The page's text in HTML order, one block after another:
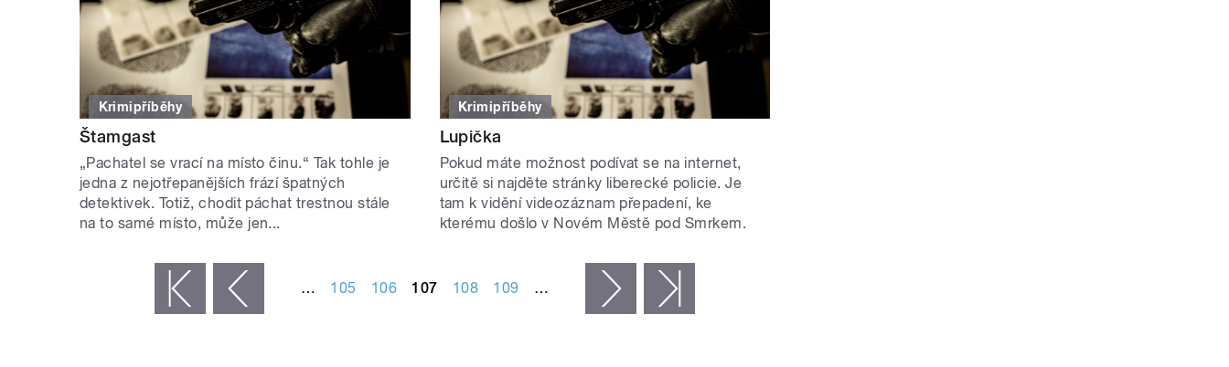
Krimipříběhy
Štamgast
„Pachatel se vrací na místo činu.“ Tak tohle je
jedna z nejotřepanějších frází špatných
detektivek. Totiž, chodit páchat trestnou stále
na to samé místo, může jen...
Krimipříběhy
Lupička
Pokud máte možnost podívat se na internet,
určitě si najděte stránky liberecké policie. Je
tam k vidění videozáznam přepadení, ke
kterému došlo v Novém Městě pod Smrkem.
‹ předchozí … 105 106 107 108 109 … následující ›